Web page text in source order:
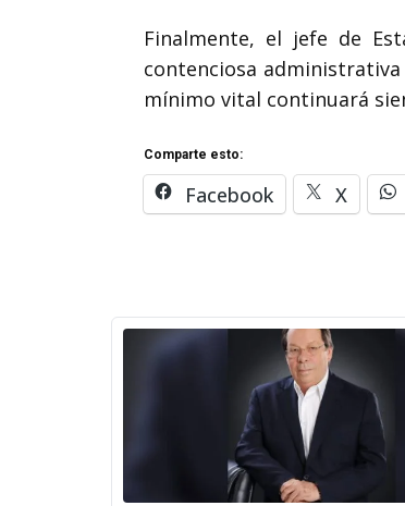
Finalmente, el jefe de
contenciosa
mínimo vital continuará
Comparte esto:
Facebook X